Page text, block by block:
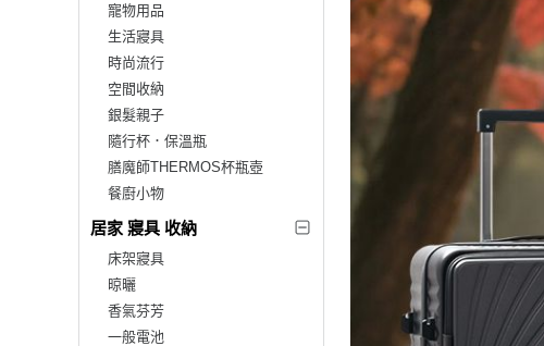
寵物用品
生活寢具
時尚流行
空間收納
銀髮親子
隨行杯．保溫瓶
膳魔師THERMOS杯瓶壺
餐廚小物
居家 寢具 收納
床架寢具
晾曬
香氣芬芳
一般電池